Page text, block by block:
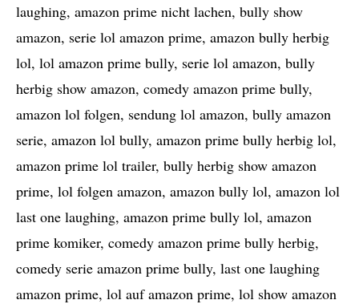
laughing, amazon prime nicht lachen, bully show
amazon, serie lol amazon prime, amazon bully herbig
lol, lol amazon prime bully, serie lol amazon, bully
herbig show amazon, comedy amazon prime bully,
amazon lol folgen, sendung lol amazon, bully amazon
serie, amazon lol bully, amazon prime bully herbig lol,
amazon prime lol trailer, bully herbig show amazon
prime, lol folgen amazon, amazon bully lol, amazon lol
last one laughing, amazon prime bully lol, amazon
prime komiker, comedy amazon prime bully herbig,
comedy serie amazon prime bully, last one laughing
amazon prime, lol auf amazon prime, lol show amazon